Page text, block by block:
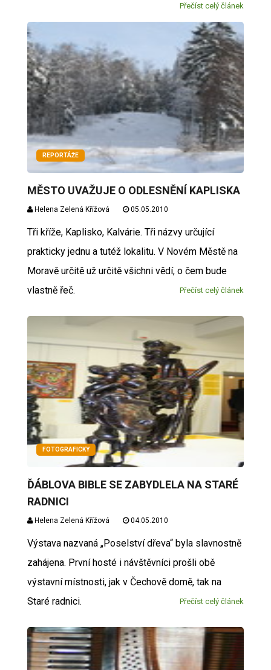
Přečíst celý článek
REPORTÁŽE
MĚSTO UVAŽUJE O ODLESNĚNÍ KAPLISKA
Helena Zelená Křížová 05.05.2010
Tři kříže, Kaplisko, Kalvárie. Tři názvy určující
prakticky jednu a tutéž lokalitu. V Novém Městě na
Moravě určitě už určitě všichni vědí, o čem bude
vlastně řeč.
Přečíst celý článek
FOTOGRAFICKY
ĎÁBLOVA BIBLE SE ZABYDLELA NA STARÉ
RADNICI
Helena Zelená Křížová 04.05.2010
Výstava nazvaná „Poselství dřeva“ byla slavnostně
zahájena. První hosté i návštěvníci prošli obě
výstavní místnosti, jak v Čechově domě, tak na
Staré radnici.
Přečíst celý článek